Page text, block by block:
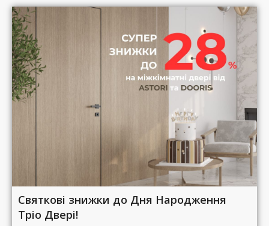
Святкові знижки до Дня Народження
Тріо Двері!